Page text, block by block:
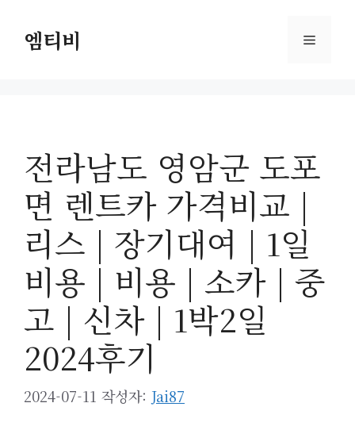
엠티비 메
전라남도 영암군 도포
면 렌트카 가격비교 |
리스 | 장기대여 | 1일
비용 | 비용 | 소카 | 중
고 | 신차 | 1박2일
2024후기
2024-07-11 작성자: Jai87